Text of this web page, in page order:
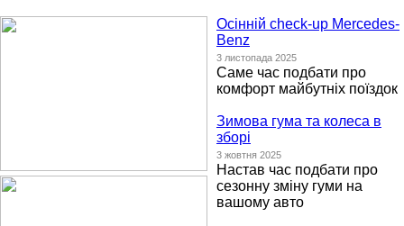
Осінній check-up Mercedes-
Benz
3 листопада 2025
Саме час подбати про
комфорт майбутніх поїздок
Зимова гума та колеса в
зборі
3 жовтня 2025
Настав час подбати про
сезонну зміну гуми на
вашому авто